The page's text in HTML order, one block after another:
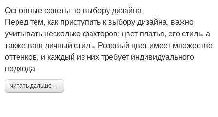
Основные советы по выбору дизайна
Перед тем, как приступить к выбору дизайна, важно
учитывать несколько факторов: цвет платья, его стиль, а
также ваш личный стиль. Розовый цвет имеет множество
оттенков, и каждый из них требует индивидуального
подхода.
читать дальше →